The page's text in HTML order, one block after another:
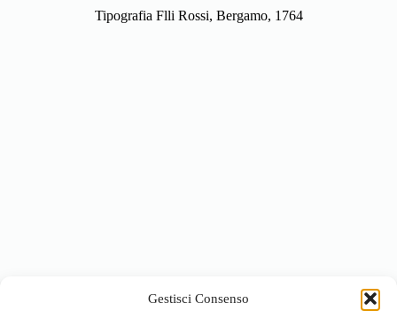
Gestisci Consenso
Tipografia Flli Rossi, Bergamo, 1764